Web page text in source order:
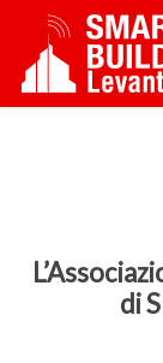
main
content
di